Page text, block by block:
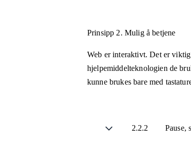
Prinsipp 2. Mulig å betjene
Web er interaktivt. Det er
hjelpemiddelteknologien de
kunne brukes bare med
2.2.2 Pause,